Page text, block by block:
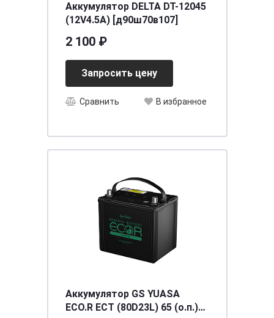
Аккумулятор DELTA DT-12045
(12V4.5A) [д90ш70в107]
2 100 ₽
Запросить цену
Сравнить В избранное
Аккумулятор GS YUASA
ECO.R ECT (80D23L) 65 (о.п.)